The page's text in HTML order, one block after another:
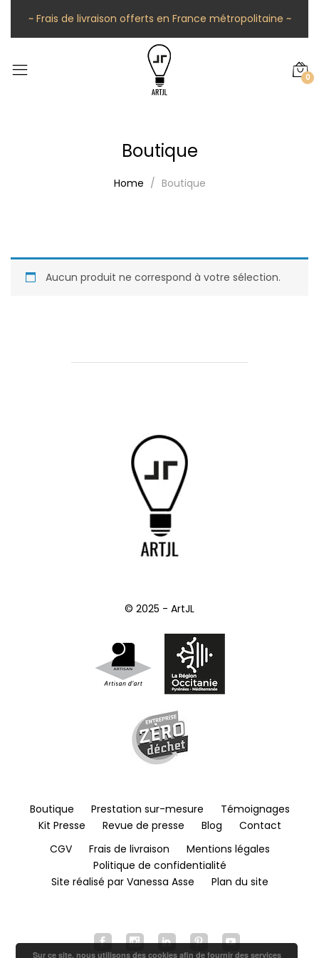
~ Frais de livraison offerts en France métropolitaine ~
0
Boutique
Home Boutique
Aucun produit ne correspond à votre sélection.
© 2025 - ArtJL
Boutique Prestation sur-mesure
Témoignages
Kit Presse
Revue de presse Blog
Contact
CGV
Frais de livraison
Mentions légales
Politique de confidentialité
Site réalisé par Vanessa Asse
Plan du site
Sur ce site, nous utilisons des cookies afin de fournir des services